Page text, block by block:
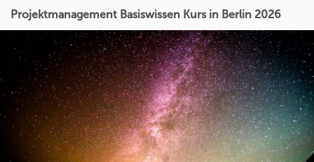
Projektmanagement Basiswissen Kurs in Berlin 2026